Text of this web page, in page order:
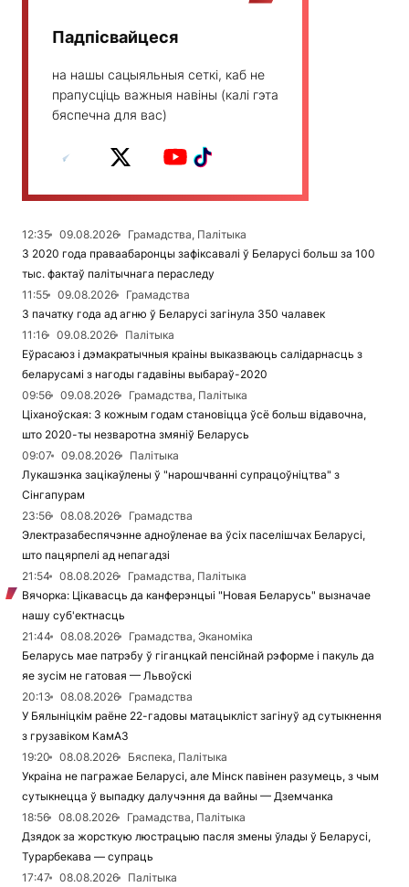
Падпісвайцеся
на нашы сацыяльныя сеткі, каб не
прапусціць важныя навіны (калі гэта
бяспечна для вас)
12:35 09.08.2026
Грамадства, Палітыка
З 2020 года праваабаронцы зафіксавалі ў Беларусі больш за 100
тыс. фактаў палітычнага пераследу
11:55
09.08.2026
Грамадства
З пачатку года ад агню ў Беларусі загінула 350 чалавек
11:16
09.08.2026
Палітыка
Еўрасаюз і дэмакратычныя краіны выказваюць салідарнасць з
беларусамі з нагоды гадавіны выбараў-2020
09:56
09.08.2026
Грамадства, Палітыка
Ціханоўская: З кожным годам становіцца ўсё больш відавочна,
што 2020-ты незваротна змяніў Беларусь
09:07
09.08.2026
Палітыка
Лукашэнка зацікаўлены ў "нарошчванні супрацоўніцтва" з
Сінгапурам
23:56
08.08.2026
Грамадства
Электразабеспячэнне адноўленае ва ўсіх паселішчах Беларусі,
што пацярпелі ад непагадзі
21:54
08.08.2026
Грамадства, Палітыка
Вячорка: Цікавасць да канферэнцыі "Новая Беларусь" вызначае
нашу суб'ектнасць
21:44
08.08.2026
Грамадства, Эканоміка
Беларусь мае патрэбу ў гіганцкай пенсійнай рэформе і пакуль да
яе зусім не гатовая — Львоўскі
20:13
08.08.2026
Грамадства
У Бялыніцкім раёне 22-гадовы матацыкліст загінуў ад сутыкнення
з грузавіком КамАЗ
19:20
08.08.2026
Бяспека, Палітыка
Украіна не пагражае Беларусі, але Мінск павінен разумець, з чым
сутыкнецца ў выпадку далучэння да вайны — Дземчанка
18:56
08.08.2026
Грамадства, Палітыка
Дзядок за жорсткую люстрацыю пасля змены ўлады ў Беларусі,
Турарбекава — супраць
17:47
08.08.2026
Палітыка